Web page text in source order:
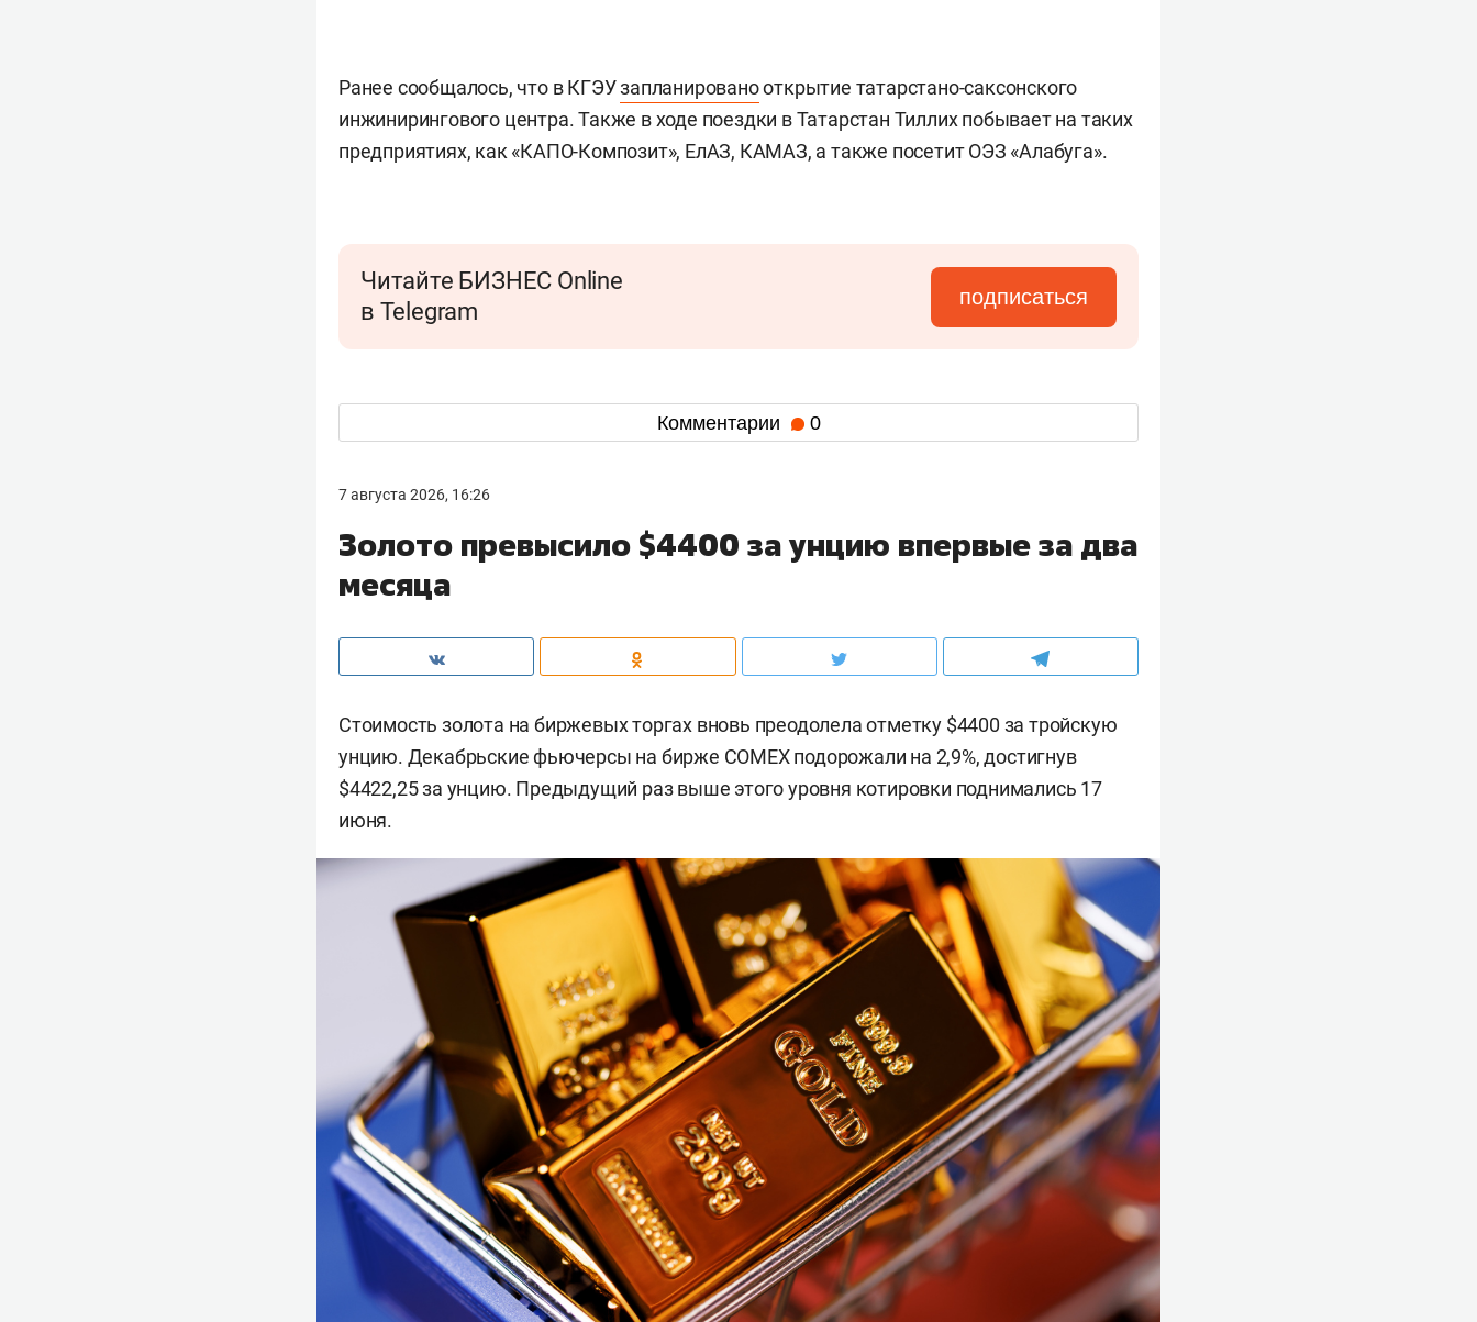
Ранее сообщалось, что вКГЭУзапланированооткрытие татарстано-саксонского
инжинирингового центра.Также входе поездки в Татарстан Тиллих побывает на таких
предприятиях, как «КАПО-Композит», ЕлАЗ, КАМАЗ, а также посетит ОЭЗ «Алабуга».
Читайте БИЗНЕС Online
в Telegram
подписаться
Комментарии 0
7 августа 2026, 16:26
Золото превысило $4400 за унцию впервые за два
месяца
Стоимость золота на биржевых торгах вновь преодолела отметку $4400 за тройскую
унцию. Декабрьские фьючерсы на бирже COMEX подорожали на 2,9%, достигнув
$4422,25 за унцию. Предыдущий раз выше этого уровня котировки поднимались 17
июня.